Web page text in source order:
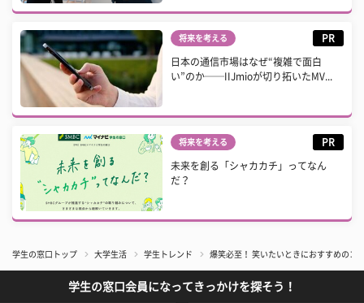
将来を考える PR
日本の通信市場はなぜ“複雑で面白
い”のか──IIJmioが切り拓いたMV...
将来を考える PR
未来を創る「シャカカチ」ってなん
だ？
学生の窓口トップ 大学生活 学生トレンド 爆笑必至！ 笑いたいときにおすすめのコ
学生の窓口会員になってきっかけを探そう！